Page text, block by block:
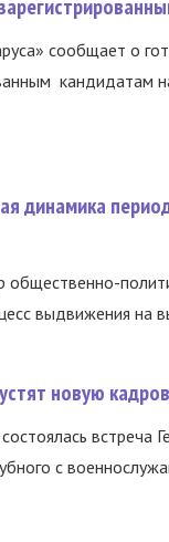
сообщает о
кандидатам
динамика
общественно-
выдвижения на
новую
встреча
с